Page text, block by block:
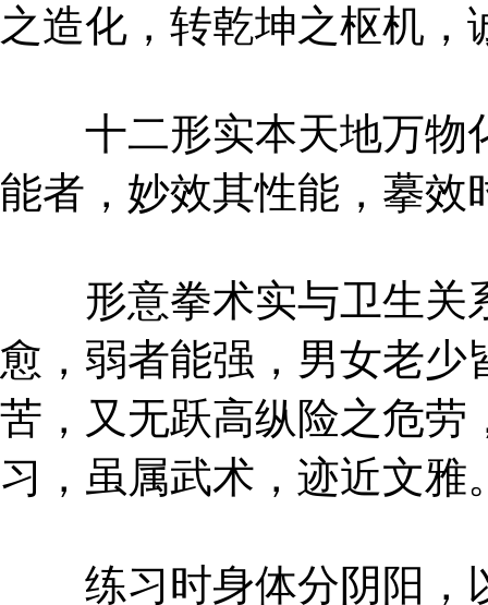
之造化，转乾坤之枢机，
十二形实本天地万物
能者，妙效其性能，摹效
形意拳术实与卫生关
愈，弱者能强，男女老少
苦，又无跃高纵险之危劳
习，虽属武术，迹近文雅
练习时身体分阴阳，